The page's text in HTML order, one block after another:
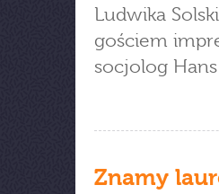
Ludwika
gościem
socjolog Hans
Znamy